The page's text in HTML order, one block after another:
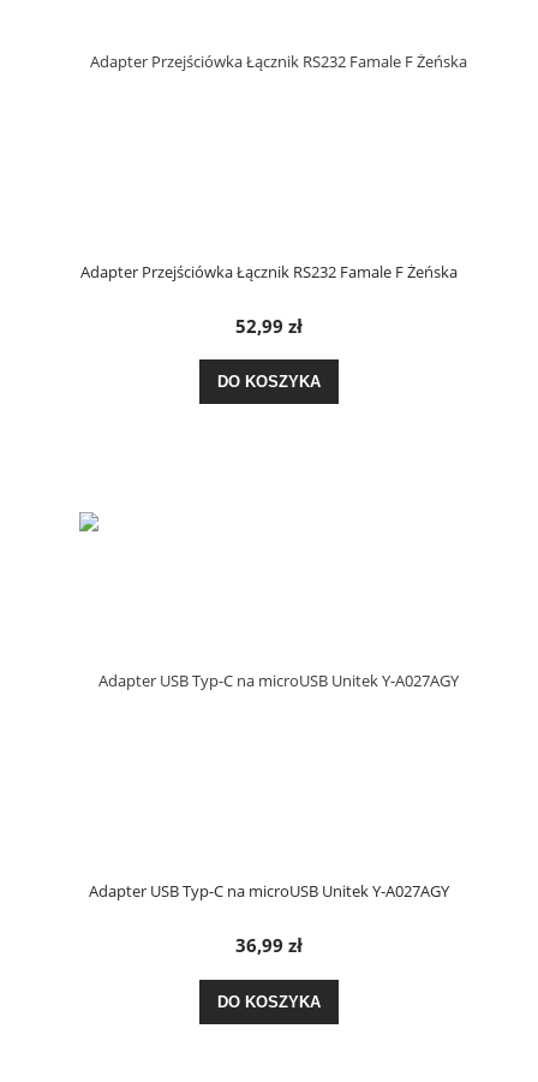
Adapter Przejściówka Łącznik RS232 Famale F Żeńska
52,99 zł
DO KOSZYKA
Adapter USB Typ-C na microUSB Unitek Y-A027AGY
36,99 zł
DO KOSZYKA